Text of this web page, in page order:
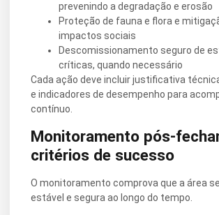
prevenindo a degradação e erosão
Proteção de fauna e flora e
impactos sociais
Descomissionamento seguro de
críticas, quando necessário
Cada ação deve incluir justificativa
e indicadores de desempenho para
contínuo.
Monitoramento pós-
critérios de sucesso
O monitoramento comprova que a área
estável e segura ao longo do tempo.